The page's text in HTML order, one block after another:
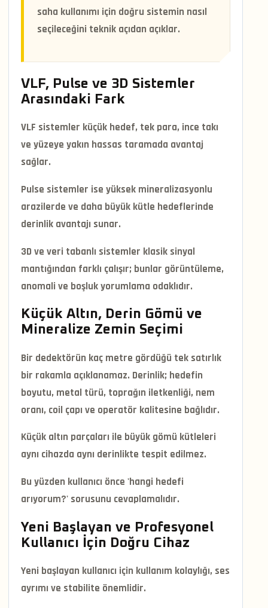
saha kullanımı için doğru sistemin nasıl
seçileceğini teknik açıdan açıklar.
VLF, Pulse ve 3D Sistemler
Arasındaki Fark
VLF sistemler küçük hedef, tek para, ince takı
ve yüzeye yakın hassas taramada avantaj
sağlar.
Pulse sistemler ise yüksek mineralizasyonlu
arazilerde ve daha büyük kütle hedeflerinde
derinlik avantajı sunar.
3D ve veri tabanlı sistemler klasik sinyal
mantığından farklı çalışır; bunlar görüntüleme,
anomali ve boşluk yorumlama odaklıdır.
Küçük Altın, Derin Gömü ve
Mineralize Zemin Seçimi
Bir dedektörün kaç metre gördüğü tek satırlık
bir rakamla açıklanamaz. Derinlik; hedefin
boyutu, metal türü, toprağın iletkenliği, nem
oranı, coil çapı ve operatör kalitesine bağlıdır.
Küçük altın parçaları ile büyük gömü kütleleri
aynı cihazda aynı derinlikte tespit edilmez.
Bu yüzden kullanıcı önce 'hangi hedefi
arıyorum?' sorusunu cevaplamalıdır.
Yeni Başlayan ve Profesyonel
Kullanıcı İçin Doğru Cihaz
Yeni başlayan kullanıcı için kullanım kolaylığı, ses
ayrımı ve stabilite önemlidir.